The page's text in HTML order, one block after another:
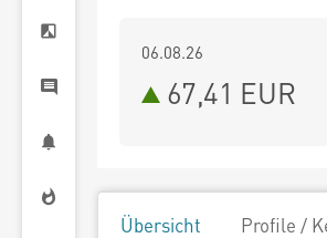
06.08.26
67,41 EUR
Übersicht Profile /